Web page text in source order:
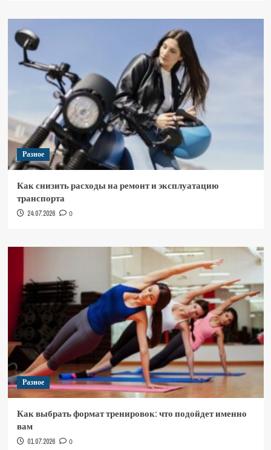
Разное
Как снизить расходы на ремонт и эксплуатацию
транспорта
24.07.2026 0
Разное
Как выбрать формат тренировок: что подойдет именно
вам
01.07.2026 0